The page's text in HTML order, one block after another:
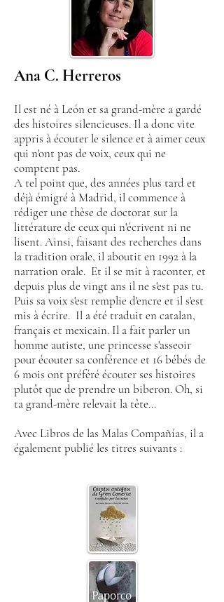
Ana C. Herreros
Il est né à León et sa grand-mère a gardé
des histoires silencieuses. Il a donc vite
appris à écouter le silence et à aimer ceux
qui n'ont pas de voix, ceux qui ne
comptent pas.
A tel point que, des années plus tard et
déjà émigré à Madrid, il commence à
rédiger une thèse de doctorat sur la
littérature de ceux qui n'écrivent ni ne
lisent. Ainsi, faisant des recherches dans
la tradition orale, il aboutit en 1992 à la
narration orale. Et il se mit à raconter, et
depuis plus de vingt ans il ne s'est pas tu.
Puis sa voix s'est remplie d'encre et il s'est
mis à écrire. Il a été traduit en catalan,
français et mexicain. Il a fait parler un
homme autiste, une princesse s'asseoir
pour écouter sa conférence et 16 bébés de
6 mois ont préféré écouter ses histoires
plutôt que de prendre un biberon. Oh, si
ta grand-mère relevait la tête...
Avec Libros de las Malas Compañías, il a
également publié les titres suivants :